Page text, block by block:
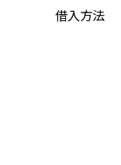
借入方法